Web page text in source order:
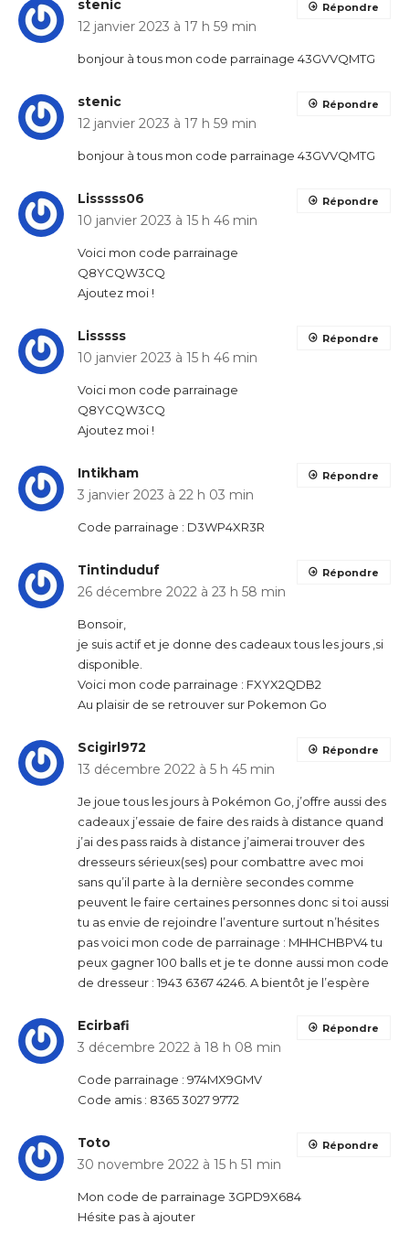
stenic
12 janvier 2023 à 17 h 59 min
bonjour à tous mon code parrainage 43GVVQMTG
Répondre
stenic
12 janvier 2023 à 17 h 59 min
bonjour à tous mon code parrainage 43GVVQMTG
Répondre
Lisssss06
10 janvier 2023 à 15 h 46 min
Voici mon code parrainage
Q8YCQW3CQ
Ajoutez moi !
Répondre
Lisssss
10 janvier 2023 à 15 h 46 min
Voici mon code parrainage
Q8YCQW3CQ
Ajoutez moi !
Répondre
Intikham
3 janvier 2023 à 22 h 03 min
Code parrainage : D3WP4XR3R
Répondre
Tintinduduf
26 décembre 2022 à 23 h 58 min
Bonsoir,
je suis actif et je donne des cadeaux tous les jours ,si
disponible.
Voici mon code parrainage : FXYX2QDB2
Au plaisir de se retrouver sur Pokemon Go
Répondre
Scigirl972
13 décembre 2022 à 5 h 45 min
Je joue tous les jours à Pokémon Go, j’offre aussi des
cadeaux j’essaie de faire des raids à distance quand
j’ai des pass raids à distance j’aimerai trouver des
dresseurs sérieux(ses) pour combattre avec moi
sans qu’il parte à la dernière secondes comme
peuvent le faire certaines personnes donc si toi aussi
tu as envie de rejoindre l’aventure surtout n’hésites
pas voici mon code de parrainage : MHHCHBPV4 tu
peux gagner 100 balls et je te donne aussi mon code
de dresseur : 1943 6367 4246. A bientôt je l’espère
Répondre
Ecirbafi
3 décembre 2022 à 18 h 08 min
Code parrainage : 974MX9GMV
Code amis : 8365 3027 9772
Répondre
Toto
30 novembre 2022 à 15 h 51 min
Mon code de parrainage 3GPD9X684
Hésite pas à ajouter
Répondre